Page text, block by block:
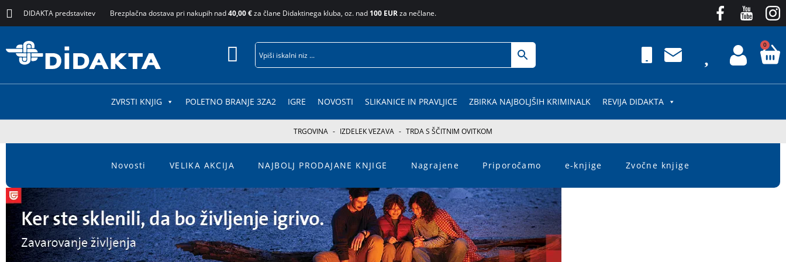
DIDAKTA predstavitev Brezplačna dostava pri nakupih nad40,00 €za člane Didaktinega kluba, oz. nad 100 EURza nečlane.
0
ZVRSTI KNJIG POLETNO BRANJE 3ZA2 IGRE NOVOSTI SLIKANICE IN PRAVLJICE ZBIRKA NAJBOLJŠIH KRIMINALK REVIJA DIDAKTA
TRGOVINA - IZDELEK VEZAVA - TRDA S ŠČITNIM OVITKOM
Novosti VELIKA AKCIJA NAJBOLJ PRODAJANE KNJIGE Nagrajene Priporočamo e-knjige Zvočne knjige